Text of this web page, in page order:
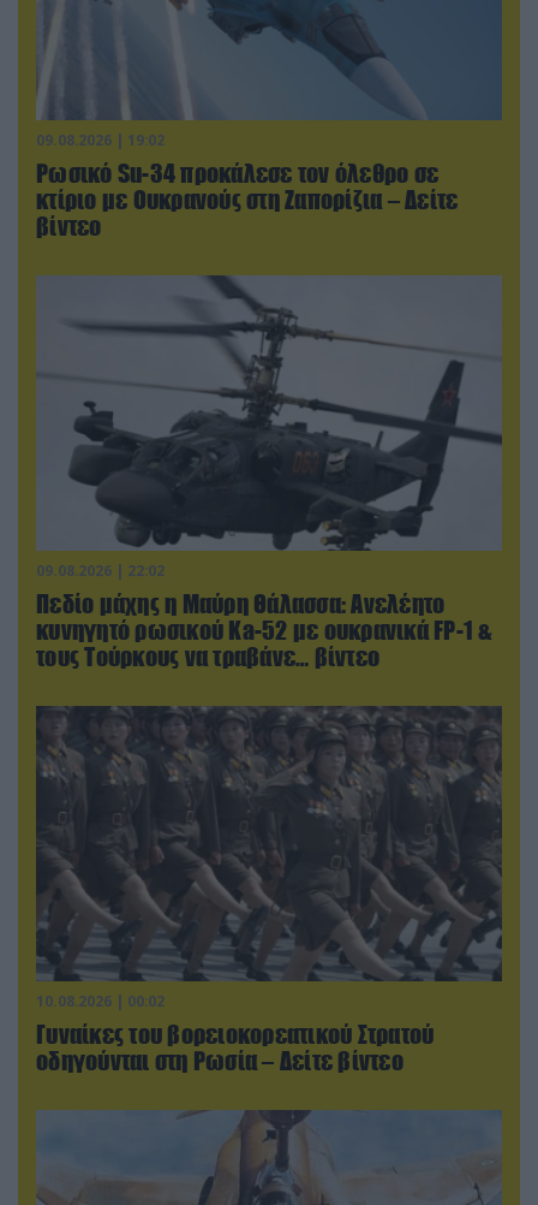
09.08.2026 | 19:02
Ρωσικό Su-34 προκάλεσε τον όλεθρο σε
κτίριο με Ουκρανούς στη Ζαπορίζια – Δείτε
βίντεο
09.08.2026 | 22:02
Πεδίο μάχης η Μαύρη Θάλασσα: Ανελέητο
κυνηγητό ρωσικού Ka-52 με ουκρανικά FP-1 &
τους Τούρκους να τραβάνε… βίντεο
10.08.2026 | 00:02
Γυναίκες του βορειοκορεατικού Στρατού
οδηγούνται στη Ρωσία – Δείτε βίντεο